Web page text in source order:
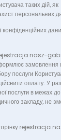
таких дій,
персональних
замовлення
послуги
оплату. У
послуги в межах
закладу, не